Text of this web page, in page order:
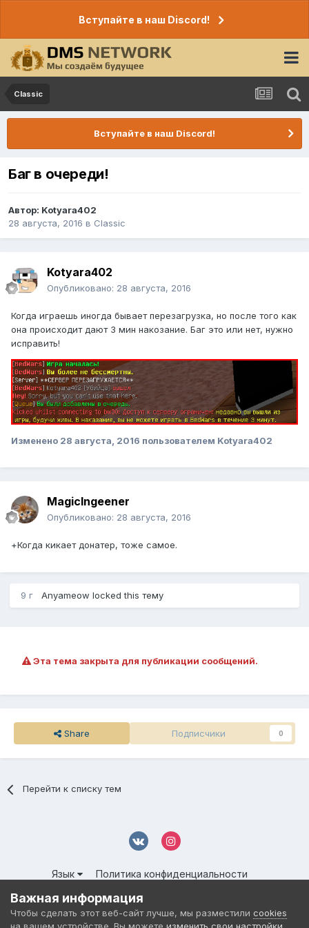
Вступайте в наш Discord!
Classic
Вступайте в наш Discord!
Баг в очереди!
Автор: Kotyara402
28 августа, 2016 в Classic
Kotyara402
Опубликовано: 28 августа, 2016
Когда играешь иногда бывает перезагрузка, но после того как
она происходит дают 3 мин накозание. Баг это или нет, нужно
исправить!
Изменено 28 августа, 2016 пользователем Kotyara402
MagicIngeener
Опубликовано: 28 августа, 2016
+Когда кикает донатер, тоже самое.
9 г Anyameow locked this тему
Эта тема закрыта для публикации сообщений.
Share Подписчики 0
Перейти к списку тем
Язык
Политика конфиденциальности
© 2016-2026 DMS NETWORK | All Rights Reserved.
Powered by Invision Community
Важная информация
Чтобы сделать этот веб-сайт лучше, мы разместили cookies